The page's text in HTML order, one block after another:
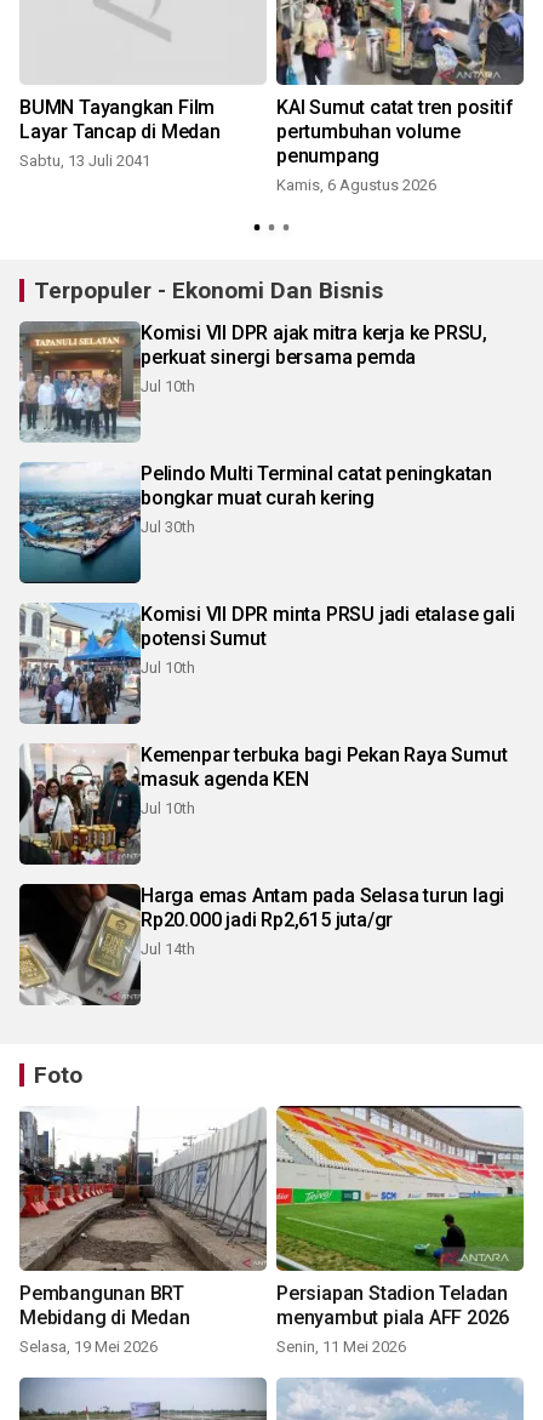
BUMN Tayangkan Film
Layar Tancap di Medan
Sabtu, 13 Juli 2041
KAI Sumut catat tren positif
pertumbuhan volume
penumpang
Kamis, 6 Agustus 2026
Terpopuler - Ekonomi Dan Bisnis
Komisi VII DPR ajak mitra kerja ke PRSU,
perkuat sinergi bersama pemda
Jul 10th
Pelindo Multi Terminal catat peningkatan
bongkar muat curah kering
Jul 30th
Komisi VII DPR minta PRSU jadi etalase gali
potensi Sumut
Jul 10th
Kemenpar terbuka bagi Pekan Raya Sumut
masuk agenda KEN
Jul 10th
Harga emas Antam pada Selasa turun lagi
Rp20.000 jadi Rp2,615 juta/gr
Jul 14th
Foto
Pembangunan BRT
Mebidang di Medan
Selasa, 19 Mei 2026
Persiapan Stadion Teladan
menyambut piala AFF 2026
Senin, 11 Mei 2026